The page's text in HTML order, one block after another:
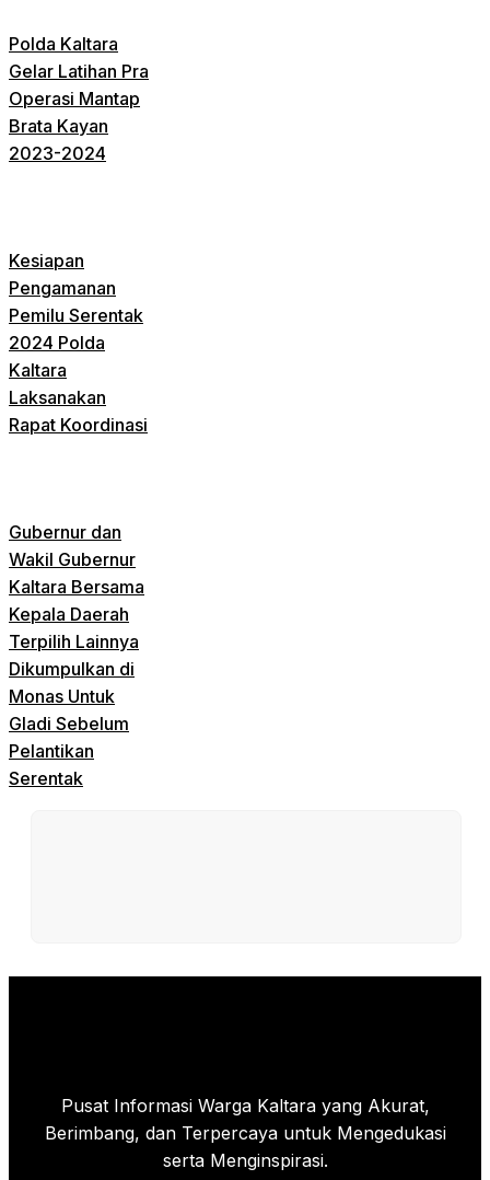
Polda Kaltara
Gelar Latihan Pra
Operasi Mantap
Brata Kayan
2023-2024
Kesiapan
Pengamanan
Pemilu Serentak
2024 Polda
Kaltara
Laksanakan
Rapat Koordinasi
Gubernur dan
Wakil Gubernur
Kaltara Bersama
Kepala Daerah
Terpilih Lainnya
Dikumpulkan di
Monas Untuk
Gladi Sebelum
Pelantikan
Serentak
Pusat Informasi Warga Kaltara yang Akurat,
Berimbang, dan Terpercaya untuk Mengedukasi
serta Menginspirasi.